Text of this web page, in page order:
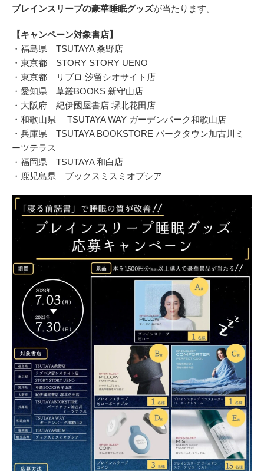
ブレインスリープの豪華睡眠グッズが当たります。
【キャンペーン対象書店】
・福島県 TSUTAYA 桑野店
・東京都 STORY STORY UENO
・東京都 リブロ 汐留シオサイト店
・愛知県 草叢BOOKS 新守山店
・大阪府 紀伊國屋書店 堺北花田店
・和歌山県 TSUTAYA WAY ガーデンパーク和歌山店
・兵庫県 TSUTAYA BOOKSTORE パークタウン加古川ミ
ーツテラス
・福岡県 TSUTAYA 和白店
・鹿児島県 ブックスミスミオプシア